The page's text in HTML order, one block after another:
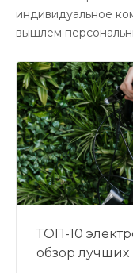
индивидуальное
вышлем
ТОП-10
обзор